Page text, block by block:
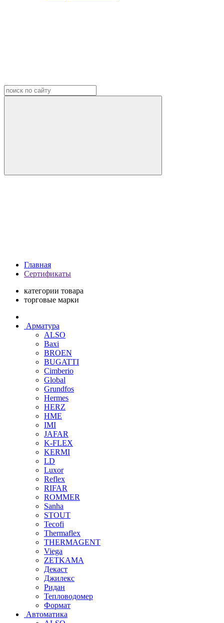
Главная
Сертификаты
категории товара
торговые марки
Арматура
ALSO
Baxi
BROEN
BUGATTI
Cimberio
Global
Grundfos
Hermes
HERZ
HME
IMI
JAFAR
K-FLEX
KERMI
LD
Luxor
Reflex
RIFAR
ROMMER
Sanha
STOUT
Tecofi
Thermaflex
THERMAGENT
Viega
ZETKAMA
Декаст
Джилекс
Ридан
Тепловодомер
Формат
Автоматика